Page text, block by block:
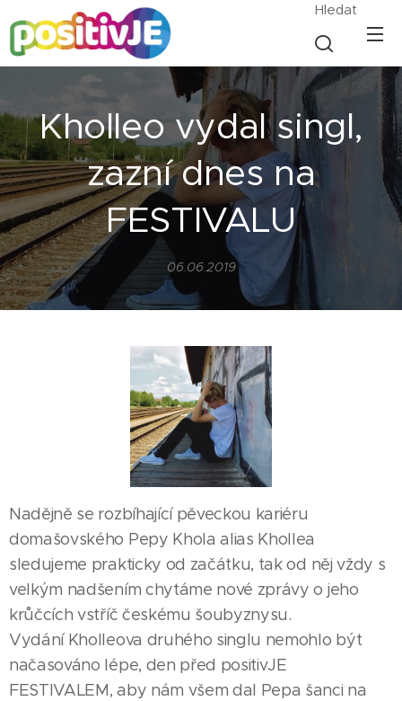
Hledat
Kholleo vydal singl,
zazní dnes na
FESTIVALU
06.06.2019
Nadějně se rozbíhající pěveckou kariéru
domašovského Pepy Khola alias Khollea
sledujeme prakticky od začátku, tak od něj vždy s
velkým nadšením chytáme nové zprávy o jeho
krůčcích vstříč českému šoubyznysu.
Vydání Kholleova druhého singlu nemohlo být
načasováno lépe, den před positivJE
FESTIVALEM, aby nám všem dal Pepa šanci na